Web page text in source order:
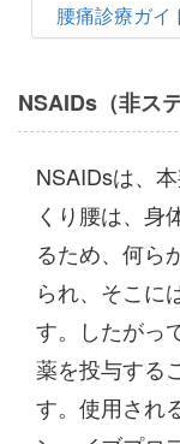
腰痛診療ガイ
NSAIDs（非ス
NSAIDsは、
くり腰は、身
るため、何ら
られ、そこに
す。したがっ
薬を投与する
す。使用され